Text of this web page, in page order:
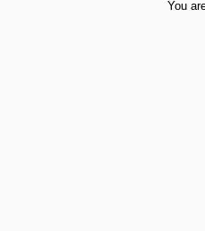
You